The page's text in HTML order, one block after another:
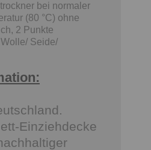
bei normaler
(80 °C) ohne
2 Punkte
Seide/
Einziehdecke